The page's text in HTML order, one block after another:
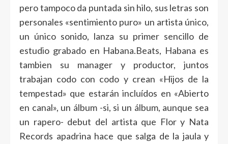
pero tampoco da puntada sin hilo, sus letras son
personales «sentimiento puro» un artista único,
un único sonido, lanza su primer sencillo de
estudio grabado en Habana.Beats, Habana es
tambien su manager y productor, juntos
trabajan codo con codo y crean «Hijos de la
tempestad» que estarán incluídos en «Abierto
en canal», un álbum -si, si un álbum, aunque sea
un rapero- debut del artista que Flor y Nata
Records apadrina hace que salga de la jaula y